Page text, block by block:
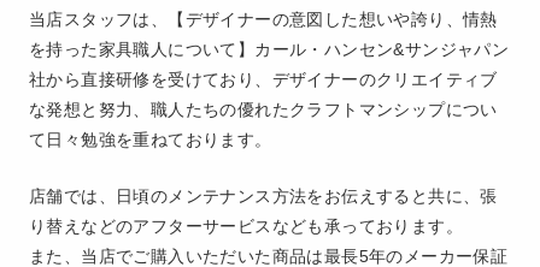
当店スタッフは、【デザイナーの意図した想いや誇り、情熱
を持った家具職人について】カール・ハンセン&サンジャパン
社から直接研修を受けており、デザイナーのクリエイティブ
な発想と努力、職人たちの優れたクラフトマンシップについ
て日々勉強を重ねております。
店舗では、日頃のメンテナンス方法をお伝えすると共に、張
り替えなどのアフターサービスなども承っております。
また、当店でご購入いただいた商品は最長5年のメーカー保証